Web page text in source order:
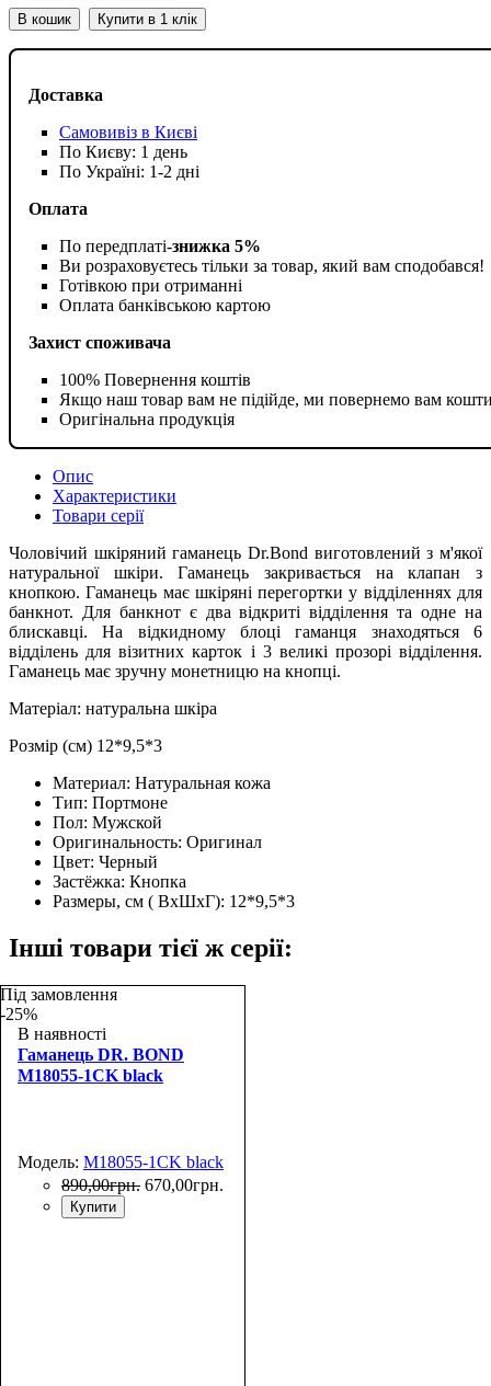
Доставка
Самовивіз в Києві
По Києву: 1 день
По Україні: 1-2 дні
Оплата
По передплаті-знижка 5%
Ви розраховуєтесь тільки за товар, який вам сподобався!
Готівкою при отриманні
Оплата банківською картою
Захист споживача
100% Повернення коштів
Якщо наш товар вам не підійде, ми повернемо вам
Оригінальна продукція
В кошик Купити в 1 клік
Опис
Характеристики
Товари серії
Чоловічий шкіряний гаманець Dr.Bond виготовлений з м'якої
натуральної шкіри. Гаманець закривається на клапан з
кнопкою. Гаманець має шкіряні перегортки у відділеннях для
банкнот. Для банкнот є два відкриті відділення та одне на
блискавці. На відкидному блоці гаманця знаходяться 6
відділень для візитних карток і 3 великі прозорі відділення.
Гаманець має зручну монетницю на кнопці.
Матеріал: натуральна шкіра
Розмір (см) 12*9,5*3
Материал: Натуральная кожа
Тип: Портмоне
Пол: Мужской
Оригинальность: Оригинал
Цвет: Черный
Застёжка: Кнопка
Размеры, см ( ВхШхГ): 12*9,5*3
Інші товари тієї ж серії:
Під замовлення
-25%
В наявності
Гаманець DR. BOND
M18055-1CK black
Модель: M18055-1CK black
890,00грн. 670,00грн.
Купити